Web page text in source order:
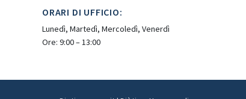
ORARI DI UFFICIO:
Lunedì, Martedì, Mercoledì, Venerdì
Ore: 9:00 – 13:00